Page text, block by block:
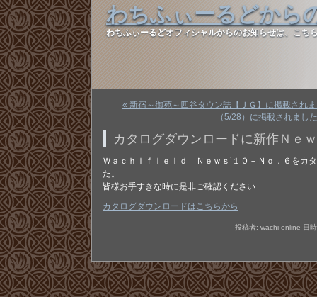
わちふぃーるどから
わちふぃーるどオフィシャルからのお知らせは、こち
« 新宿～御苑～四谷タウン誌【ＪＧ】に掲載され
（5/28）に掲載されまし
カタログダウンロードに新作Ｎｅ
Ｗａｃｈｉｆｉｅｌｄ Ｎｅｗｓ’１０－Ｎｏ．６をカ
た。
皆様お手すきな時に是非ご確認ください
カタログダウンロードはこちらから
投稿者: wachi-online 日